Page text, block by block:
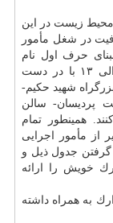
محیط زیست در این
در شغل مأمور
حرف اول نام
خانوادگی طبق جدول ذیل از ساعت ۹ بامداد الی ۱۳ با در دست
شهید حكیم-
پردیسان- سالن
همینطور تمام
از مأمور اجرایی
جدول ذیل و
تا مدارك خویش را ارائه
به همراه داشته